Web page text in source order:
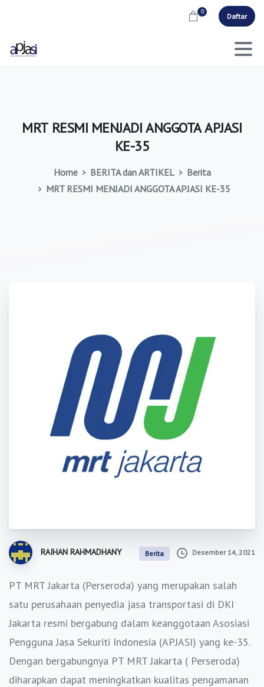
0
Daftar
MRT RESMI MENJADI ANGGOTAAPJASI
KE-35
Home BERITA dan ARTIKEL
Berita
MRT RESMI MENJADI ANGGOTA APJASI KE-35
RAIHAN RAHMADHANY Berita Desember 14, 2021
PT MRT Jakarta (Perseroda) yang merupakan salah
satu perusahaan penyedia jasa transportasi di DKI
Jakarta resmi bergabung dalam keanggotaan Asosiasi
Pengguna Jasa Sekuriti Indonesia (APJASI) yang ke-35.
Dengan bergabungnya PT MRT Jakarta ( Perseroda)
diharapkan dapat meningkatkan kualitas pengamanan